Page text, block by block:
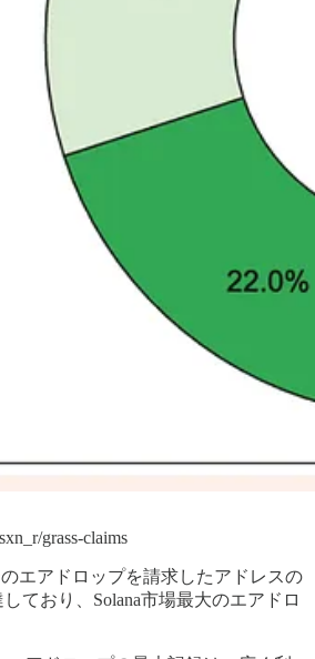
grass-claims
エアドロップを請求したアドレスの
ており、Solana市場最大のエアドロ